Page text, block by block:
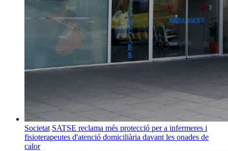
Societat SATSE reclama més protecció per a infermeres i
fisioterapeutes d'atenció domiciliària davant les onades de
calor